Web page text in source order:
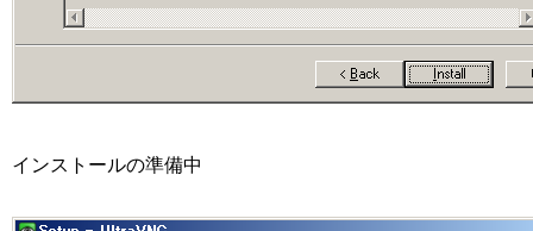
インストールの準備中